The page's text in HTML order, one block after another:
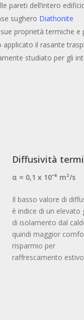
pareti dell’intero
sughero Diathonite
proprietà termiche e
il rasante
studiato per gli
Diffusività
α = 0,1 x 10⁻⁶ m²/s
Il basso valore di
è indice di un elevato
di isolamento dal
quindi maggior
risparmio per
raffrescamento